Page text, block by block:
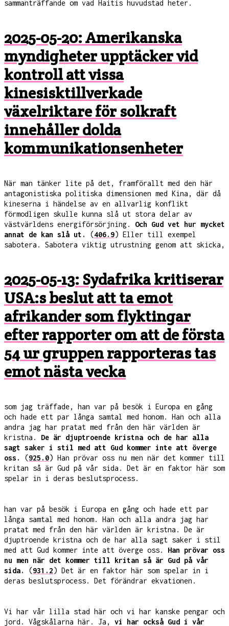
sammanträffande om vad Haitis huvudstad heter.
2025-05-20: Amerikanska
myndigheter upptäcker vid
kontroll att vissa
kinesisktillverkade
växelriktare för solkraft
innehåller dolda
kommunikationsenheter
När man tänker lite på det, framförallt med den här
antagonistiska politiska dimensionen med Kina, där då
kineserna i händelse av en allvarlig konflikt
förmodligen skulle kunna slå ut stora delar av
västvärldens energiförsörjning. Och Gud vet hur mycket
annat de kan slå ut.
(406.9) Eller till exempel
sabotera. Sabotera viktig utrustning genom att skicka,
2025-05-13: Sydafrika kritiserar
USA:s beslut att ta emot
afrikander som flyktingar
efter rapporter om att de första
54 ur gruppen rapporteras tas
emot nästa vecka
som jag träffade, han var på besök i Europa en gång
och hade ett par långa samtal med honom. Han och alla
andra jag har pratat med från den här världen är
kristna. De är djuptroende kristna och de har alla
sagt saker i stil med att Gud kommer inte att överge
oss.
(925.0) Han prövar oss nu men när det kommer till
kritan så är Gud på vår sida. Det är en faktor här som
spelar in i deras beslutsprocess.
han var på besök i Europa en gång och hade ett par
långa samtal med honom. Han och alla andra jag har
pratat med från den här världen är kristna. De är
djuptroende kristna och de har alla sagt saker i stil
med att Gud kommer inte att överge oss. Han prövar oss
nu men när det kommer till kritan så är Gud på vår
sida.
(931.2) Det är en faktor här som spelar in i
deras beslutsprocess. Det förändrar ekvationen.
Vi har vår lilla stad här och vi har kanske pengar och
jord. Vågskålarna här. Ja, vi har också Gud i vår